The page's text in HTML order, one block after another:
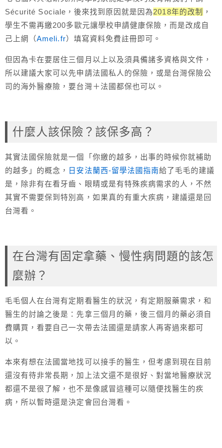
Sécurité Sociale，後來找到原因就是因為2018年的改制 ，
學生不需再繳200多歐元讓學校申請健康保險，而是改成自
己上網（Ameli.fr）填寫資料免費註冊即可。
但因為卡在要居住三個月以上以及須具備諸多資格與文件，
所以建議大家可以先申請法國私人的保險，或是台灣保險公
司的海外醫療險，要台灣＋法國都保也可以。
什麼人該保險？該保多高？
其實法國保險就是一個「你繳的越多，出事的時候你就補助
的越多」的概念， 日安法蘭西-留學法國指南給了毛毛的建議
是，除非有在看牙齒、眼睛或是有特殊疾病需求的人，不然
其實不需要保到特別高，如果真的有重大疾病，建議還是回
台灣看。
在台灣有固定拿藥、慢性病問題的該怎
麼辦？
毛毛個人在台灣有定期看醫生的狀況，有定期服藥需求，和
醫生的討論之後是：先拿三個月的藥，後三個月的藥必須自
費購買，看要自己一次帶去法國還是請家人再寄過來都可
以。
本來有想在法國當地找可以接手的醫生，但考慮到現在目前
還沒有待非常長期，加上法文還不是很好、對當地醫療狀況
都還不是很了解，也不是像感冒這種可以隨便找醫生的疾
病，所以暫時還是決定會回台灣看。